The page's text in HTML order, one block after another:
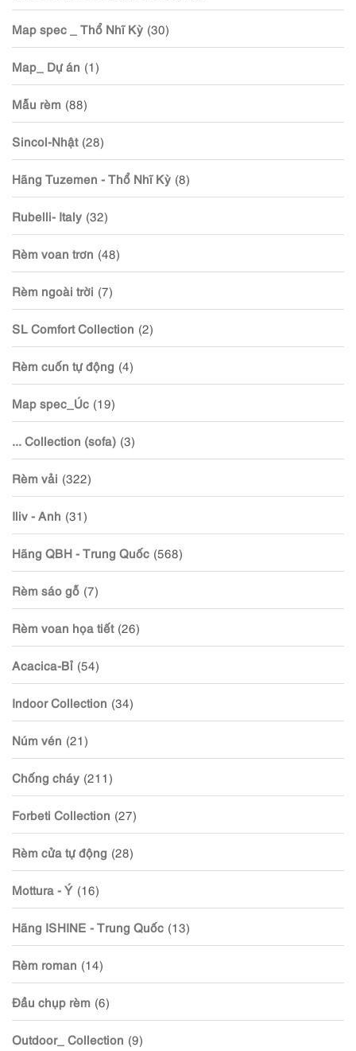
Map spec _ Thổ Nhĩ Kỳ (30)
Map_ Dự án (1)
Mẫu rèm (88)
Sincol-Nhật (28)
Hãng Tuzemen - Thổ Nhĩ Kỳ (8)
Rubelli- Italy (32)
Rèm voan trơn (48)
Rèm ngoài trời (7)
SL Comfort Collection (2)
Rèm cuốn tự động (4)
Map spec_Úc (19)
... Collection (sofa) (3)
Rèm vải (322)
Iliv - Anh (31)
Hãng QBH - Trung Quốc (568)
Rèm sáo gỗ (7)
Rèm voan họa tiết (26)
Acacica-Bỉ (54)
Indoor Collection (34)
Núm vén (21)
Chống cháy (211)
Forbeti Collection (27)
Rèm cửa tự động (28)
Mottura - Ý (16)
Hãng ISHINE - Trung Quốc (13)
Rèm roman (14)
Đầu chụp rèm (6)
Outdoor_ Collection (9)